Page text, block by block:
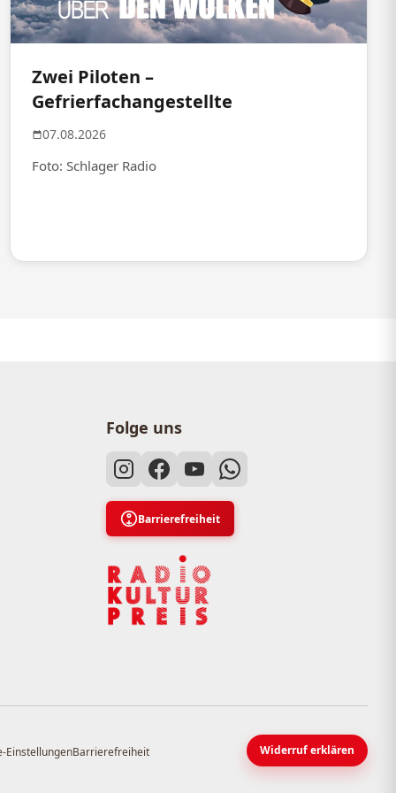
Zwei Piloten –
Gefrierfachangestellte
07.08.2026
Foto: Schlager Radio
Folge uns
Barrierefreiheit
EinstellungenBarrierefreiheit Widerruf erklären